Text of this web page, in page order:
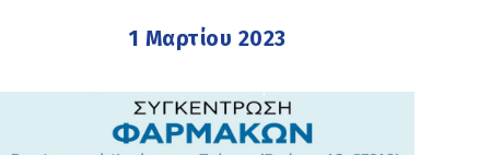
1 Μαρτίου 2023